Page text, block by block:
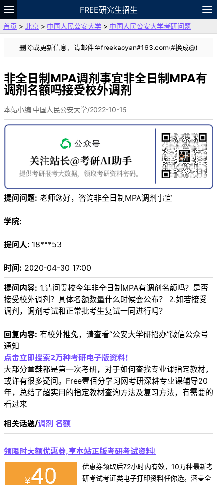
FREE研究生招生
题库
故事 专题 APP 笔记
论坛
VIP
资料
首页 > 北京 > 中国人民公安大学 > 中国人民公安大学考研问题
删除或更新信息，请邮件至freekaoyan#163.com(#换成@)
非全日制MPA调剂事宜非全日制MPA有
调剂名额吗接受校外调剂
本站小编 中国人民公安大学/2022-10-15
提问问题: 老师您好，咨询非全日制MPA调剂事宜
学院:
提问人: 18***53
时间: 2020-04-30 17:00
提问内容: 1.请问贵校今年非全日制MPA有调剂名额吗？是否
接受校外调剂？具体名额数量什么时候会公布？ 2.如若接受
调剂，调剂考试和正常批考生复试一同进行吗？
回复内容: 有校外推免，请查看“公安大学研招办”微信公众号
通知
点击立即搜索2万种考研电子版资料！
大部分童鞋都是第一次考研，对于如何查找专业课指定教材，
或许有很多疑问。Free壹佰分学习网考研深耕专业课辅导20
年，总结了超实用的指定教材查询方法及复习方法，有需要的
看过来
相关话题/调剂 名额
领限时大额优惠券,享本站正版考研考试资料!
优惠券领取后72小时内有效，10万种最新考
研考试考证类电子打印资料任你选。涵盖全